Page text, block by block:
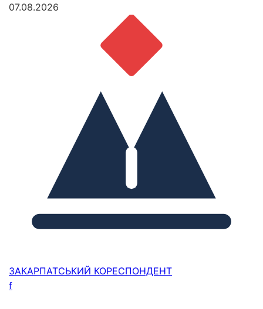
07.08.2026
ЗАКАРПАТСЬКИЙ КОРЕСПОНДЕНТ
f